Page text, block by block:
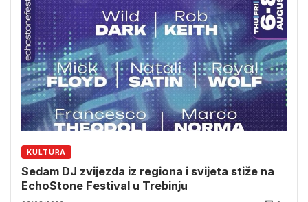
KULTURA
Sedam DJ zvijezda iz regiona i svijeta stiže na
EchoStone Festival u Trebinju